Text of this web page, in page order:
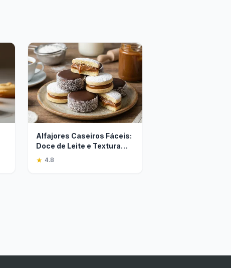
Alfajores Caseiros Fáceis:
Doce de Leite e Textura
Perfeita
★ 4.8